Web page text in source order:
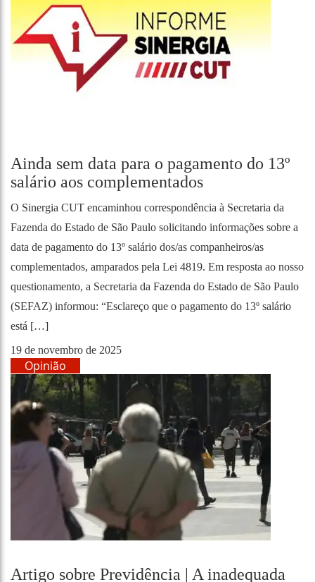
Ainda sem data para o pagamento do 13º
salário aos complementados
O Sinergia CUT encaminhou correspondência à Secretaria da
Fazenda do Estado de São Paulo solicitando informações sobre a
data de pagamento do 13º salário dos/as companheiros/as
complementados, amparados pela Lei 4819. Em resposta ao nosso
questionamento, a Secretaria da Fazenda do Estado de São Paulo
(SEFAZ) informou: “Esclareço que o pagamento do 13º salário
está […]
19 de novembro de 2025
Opinião
Artigo sobre Previdência | A inadequada